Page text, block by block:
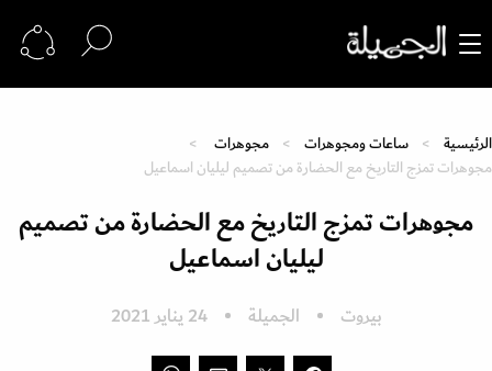
الرئيسية ساعات ومجوهرات
مجوهرات
مجوهرات تمزج التاريخ مع الحضارة من تصميم ليليان اسماعيل
مجوهرات تمزج التاريخ مع الحضارة من تصميم
ليليان اسماعيل
بيروت الجميلة 24 يناير 2021